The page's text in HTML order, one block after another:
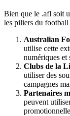
Bien que le .afl soit
les piliers du football
Australian
utilise cette
numériques
Clubs de la
utiliser des
campagnes
Partenaires
peuvent